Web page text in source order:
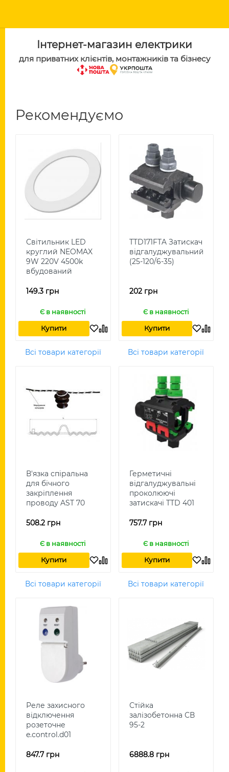
Інтернет-магазин електрики
для приватних клієнтів, монтажників та бізнесу
Рекомендуємо
Світильник LED
круглий NEOMAX
9W 220V 4500k
вбудований
149.3 грн
Є в наявності
Купити
Всі товари категорії
TTD171FTA Затискач
відгалуджувальний
(25-120/6-35)
202 грн
Є в наявності
Купити
Всі товари категорії
В'язка спіральна
для бічного
закріплення
проводу AST 70
508.2 грн
Є в наявності
Купити
Всі товари категорії
Герметичні
відгалуджувальні
проколюючі
затискачі TTD 401
757.7 грн
Є в наявності
Купити
Всі товари категорії
Реле захисного
відключення
розеточне
e.control.d01
847.7 грн
Стійка
залізобетонна СВ
95-2
6888.8 грн